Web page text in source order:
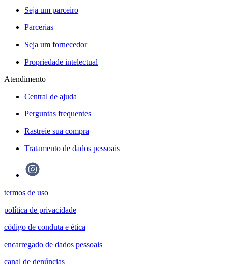
Seja um parceiro
Parcerias
Seja um fornecedor
Propriedade intelectual
Atendimento
Central de ajuda
Perguntas frequentes
Rastreie sua compra
Tratamento de dados pessoais
termos de uso
política de privacidade
código de conduta e ética
encarregado de dados pessoais
canal de denúncias